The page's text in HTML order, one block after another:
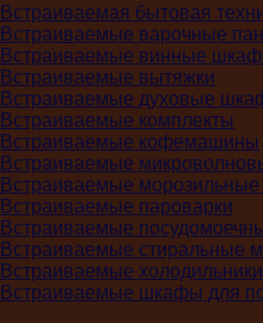
Встраиваемая бытовая
Встраиваемые варочные
Встраиваемые винные
Встраиваемые вытяжки
Встраиваемые духовые
Встраиваемые комплекты
Встраиваемые кофемашины
Встраиваемые
Встраиваемые
Встраиваемые пароварки
Встраиваемые
Встраиваемые стиральные
Встраиваемые холодильники
Встраиваемые шкафы для